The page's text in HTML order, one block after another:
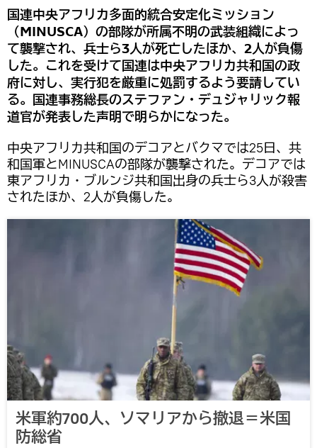
国連中央アフリカ多面的統合安定化ミッション
（MINUSCA）の部隊が所属不明の武装組織によっ
て襲撃され、兵士ら3人が死亡したほか、2人が負傷
した。これを受けて国連は中央アフリカ共和国の政
府に対し、実行犯を厳重に処罰するよう要請してい
る。国連事務総長のステファン・デュジャリック報
道官が発表した声明で明らかになった。
中央アフリカ共和国のデコアとバクマでは25日、共
和国軍とMINUSCAの部隊が襲撃された。デコアでは
東アフリカ・ブルンジ共和国出身の兵士ら3人が殺害
されたほか、2人が負傷した。
米軍約700人、ソマリアから撤退＝米国
防総省